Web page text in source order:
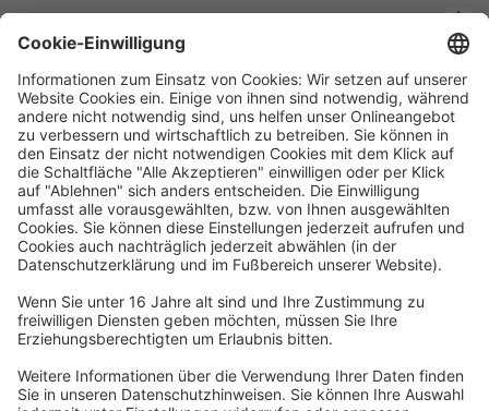
Waskönig+Walter
Kabel-Werk GmbH u. Co. KG
Ostermoorstraße 77
26683 Saterland
Fax +49 4498 88-900
info[att]waskoenig.de
Folgen Sie uns: